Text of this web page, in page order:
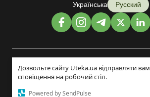
Дозвольте сайту Uteka.ua відправляти вам
сповіщення на робочий стіл.
Powered by SendPulse
Українська Русский
Дизайн и разработка: